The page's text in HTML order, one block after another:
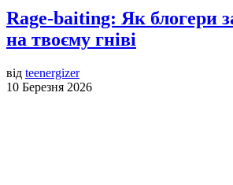
Rage-baiting: Як блогери
на твоєму гніві
від teenergizer
10 Березня 2026